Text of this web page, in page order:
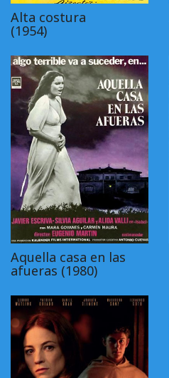
Alta costura
(1954)
Aquella casa en las
afueras (1980)